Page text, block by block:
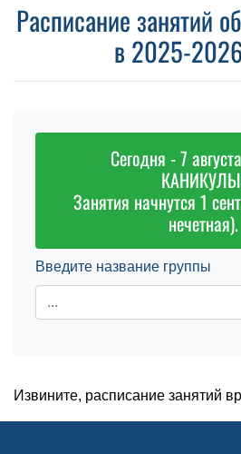
Расписание занятий
в 2025-
Сегодня - 7
Занятия начнутся 1
нечетная).
Введите название группы
Извините, расписание занятий